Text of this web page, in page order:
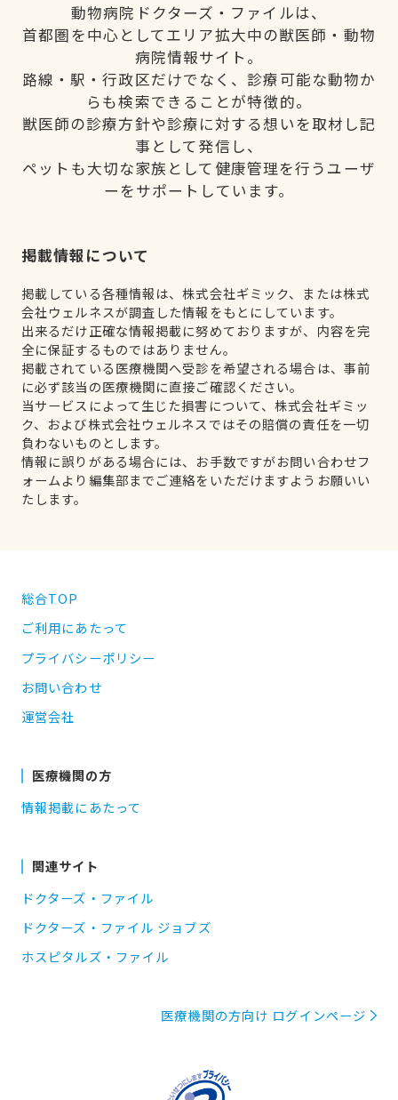
動物病院ドクターズ・ファイルは、
首都圏を中心としてエリア拡大中の獣医師・動物
病院情報サイト。
路線・駅・行政区だけでなく、診療可能な動物か
らも検索できることが特徴的。
獣医師の診療方針や診療に対する想いを取材し記
事として発信し、
ペットも大切な家族として健康管理を行うユーザ
ーをサポートしています。
掲載情報について
掲載している各種情報は、株式会社ギミック、または株式
会社ウェルネスが調査した情報をもとにしています。
出来るだけ正確な情報掲載に努めておりますが、内容を完
全に保証するものではありません。
掲載されている医療機関へ受診を希望される場合は、事前
に必ず該当の医療機関に直接ご確認ください。
当サービスによって生じた損害について、株式会社ギミッ
ク、および株式会社ウェルネスではその賠償の責任を一切
負わないものとします。
情報に誤りがある場合には、お手数ですがお問い合わせフ
ォームより編集部までご連絡をいただけますようお願いい
たします。
総合TOP
ご利用にあたって
プライバシーポリシー
お問い合わせ
運営会社
医療機関の方
情報掲載にあたって
関連サイト
ドクターズ・ファイル
ドクターズ・ファイル ジョブズ
ホスピタルズ・ファイル
医療機関の方向け ログインページ